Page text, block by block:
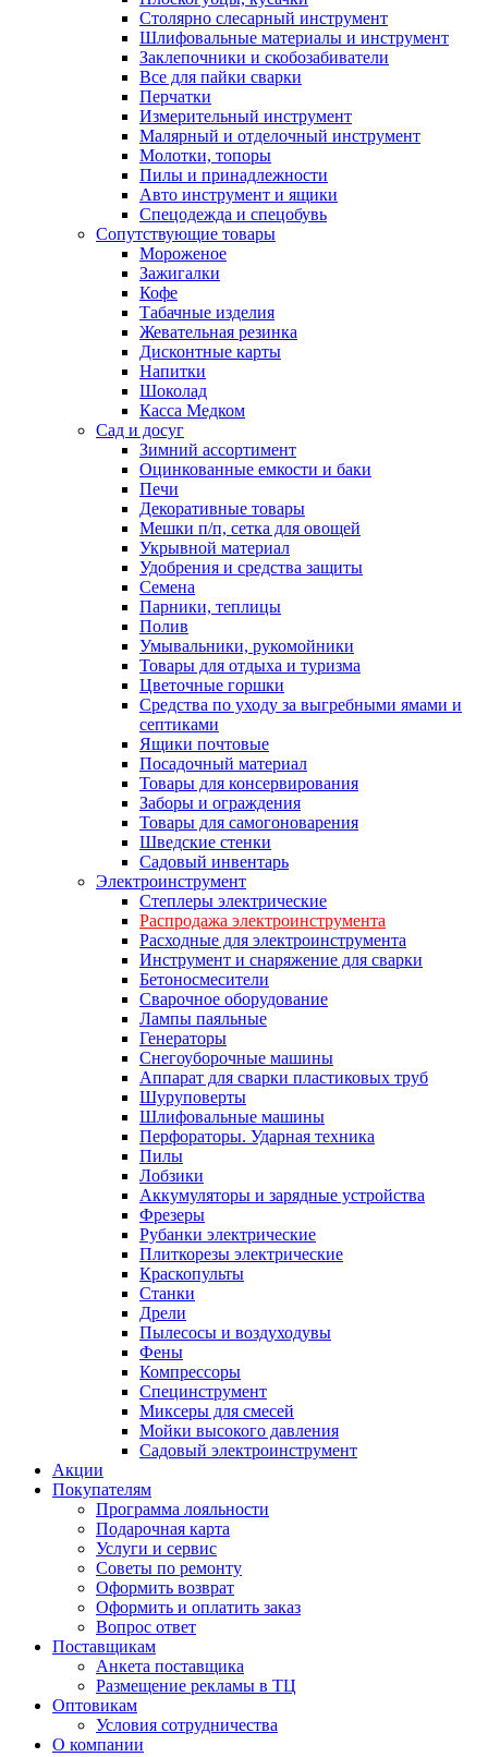
Столярно слесарный инструмент
Шлифовальные материалы и инструмент
Заклепочники и скобозабиватели
Все для пайки сварки
Перчатки
Измерительный инструмент
Малярный и отделочный инструмент
Молотки, топоры
Пилы и принадлежности
Авто инструмент и ящики
Спецодежда и спецобувь
Сопутствующие товары
Мороженое
Зажигалки
Кофе
Табачные изделия
Жевательная резинка
Дисконтные карты
Напитки
Шоколад
Касса Медком
Сад и досуг
Зимний ассортимент
Оцинкованные емкости и баки
Печи
Декоративные товары
Мешки п/п, сетка для овощей
Укрывной материал
Удобрения и средства защиты
Семена
Парники, теплицы
Полив
Умывальники, рукомойники
Товары для отдыха и туризма
Цветочные горшки
Средства по уходу за выгребными ямами и
септиками
Ящики почтовые
Посадочный материал
Товары для консервирования
Заборы и ограждения
Товары для самогоноварения
Шведские стенки
Садовый инвентарь
Электроинструмент
Степлеры электрические
Распродажа электроинструмента
Расходные для электроинструмента
Инструмент и снаряжение для сварки
Бетоносмесители
Сварочное оборудование
Лампы паяльные
Генераторы
Снегоуборочные машины
Аппарат для сварки пластиковых труб
Шуруповерты
Шлифовальные машины
Перфораторы. Ударная техника
Пилы
Лобзики
Аккумуляторы и зарядные устройства
Фрезеры
Рубанки электрические
Плиткорезы электрические
Краскопульты
Станки
Дрели
Пылесосы и воздуходувы
Фены
Компрессоры
Специнструмент
Миксеры для смесей
Мойки высокого давления
Садовый электроинструмент
Акции
Покупателям
Программа лояльности
Подарочная карта
Услуги и сервис
Советы по ремонту
Оформить возврат
Оформить и оплатить заказ
Вопрос ответ
Поставщикам
Анкета поставщика
Размещение рекламы в ТЦ
Оптовикам
Условия сотрудничества
О компании